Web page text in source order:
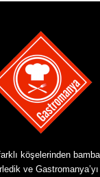
köşelerinden
ve